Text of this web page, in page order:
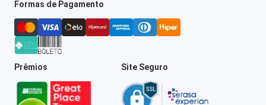
Formas de Pagamento
Prêmios Site Seguro